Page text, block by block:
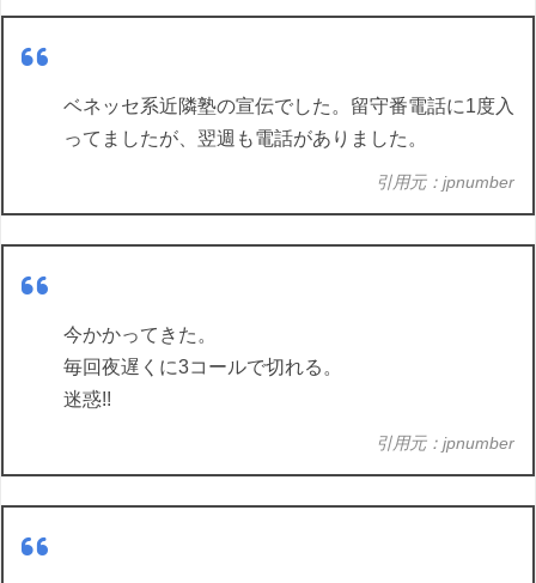
ベネッセ系近隣塾の宣伝でした。留守番電話に1度入
ってましたが、翌週も電話がありました。
引用元：jpnumber
今かかってきた。
毎回夜遅くに3コールで切れる。
迷惑!!
引用元：jpnumber